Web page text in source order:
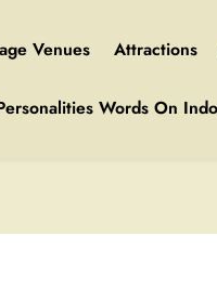
Venues Attractions
Words On